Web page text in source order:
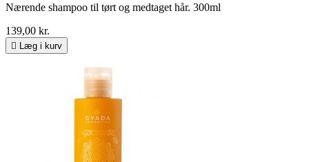
Nærende shampoo til tørt og medtaget hår. 300ml
139,00 kr.
 Læg i kurv